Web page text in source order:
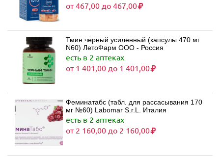
от 467,00 до 467,00
Тмин черный усиленный (капсулы 470 мг
N60) ЛетоФарм ООО - Россия
есть в 2 аптеках
от 1 401,00 до 1 401,00
Феминатабс (табл. для рассасывания 170
мг №60) Labomar S.r.L. Италия
есть в 2 аптеках
от 2 160,00 до 2 160,00